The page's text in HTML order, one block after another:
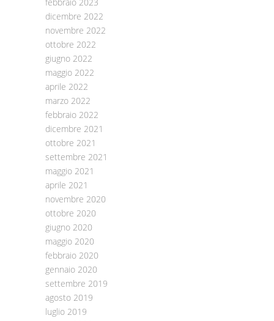
dicembre 2022
novembre 2022
ottobre 2022
giugno 2022
maggio 2022
aprile 2022
marzo 2022
febbraio 2022
dicembre 2021
ottobre 2021
settembre 2021
maggio 2021
aprile 2021
novembre 2020
ottobre 2020
giugno 2020
maggio 2020
febbraio 2020
gennaio 2020
settembre 2019
agosto 2019
luglio 2019